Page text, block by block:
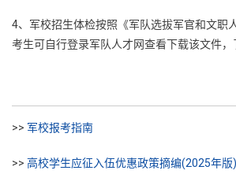
4、军校招生体检按照《军队选拔军官和文职
考生可自行登录军队人才网查看下载该文件，
>> 军校报考指南
>> 高校学生应征入伍优惠政策摘编(2025年版)